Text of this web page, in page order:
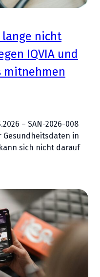
lange nicht
IQVIA und
mitnehmen
– SAN-2026-008
Gesundheitsdaten in
sich nicht darauf